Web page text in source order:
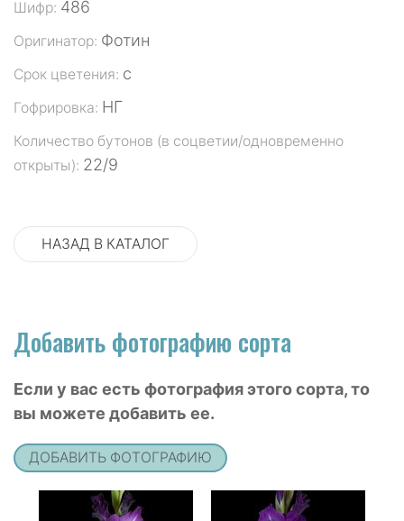
Шифр: 486
Оригинатор: Фотин
Срок цветения: с
Гофрировка: НГ
Количество бутонов (в соцветии/одновременно
открыты): 22/9
НАЗАД В КАТАЛОГ
Добавить фотографию сорта
Если у вас есть фотография этого сорта, то
вы можете добавить ее.
ДОБАВИТЬ ФОТОГРАФИЮ